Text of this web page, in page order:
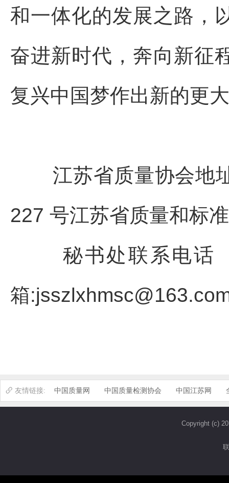
和一体化的发展之路，
奋进新时代，奔向新征
复兴中国梦作出新的更
江苏省质量协会地
227 号江苏省质量和标
秘书处联系电话
箱
中国质量网 中国质量检测协会 中国江苏网
Copyright (c)